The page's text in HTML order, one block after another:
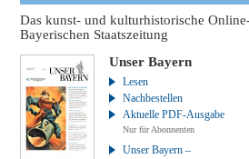
Das kunst- und kulturhistorische
Bayerischen Staatszeitung
Unser Bayern
Lesen
Nachbestellen
Aktuelle PDF-Ausgabe
Nur für Abonnenten
Unser Bayern –